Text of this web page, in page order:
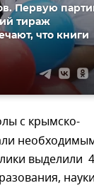
Первую
тираж
что книги
с крымско-
выделили
науки